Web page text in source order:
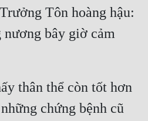
Tôn hoàng hậu:
nương bây giờ cảm
thân thể còn tốt hơn
chứng bệnh cũ